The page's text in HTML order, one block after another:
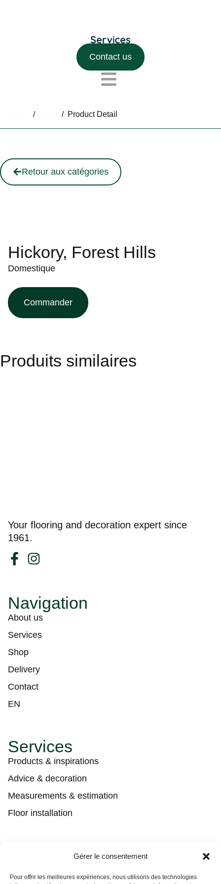
Gérer le consentement
Pour offrir les meilleures expériences, nous utilisons des technologies
Contact us
/ / Product Detail
Retour aux catégories
Hickory, Forest Hills
Domestique
Commander
Produits similaires
Your flooring and decoration expert since
1961.
Navigation
About us
Services
Shop
Delivery
Contact
EN
Services
Products & inspirations
Advice & decoration
Measurements & estimation
Floor installation